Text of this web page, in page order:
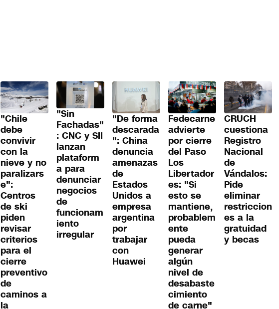
"Chile
debe
convivir
con la
nieve y no
paralizars
e":
Centros
de ski
piden
revisar
criterios
para el
cierre
preventivo
de
caminos a
la
"Sin
Fachadas"
: CNC y SII
lanzan
plataform
a para
denunciar
negocios
de
funcionam
iento
irregular
"De forma
descarada
": China
denuncia
amenazas
de
Estados
Unidos a
empresa
argentina
por
trabajar
con
Huawei
Fedecarne
advierte
por cierre
del Paso
Los
Libertador
es: "Si
esto se
mantiene,
probablem
ente
pueda
generar
algún
nivel de
desabaste
cimiento
de carne"
CRUCH
cuestiona
Registro
Nacional
de
Vándalos:
Pide
eliminar
restriccion
es a la
gratuidad
y becas